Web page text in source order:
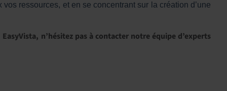
ressources, et en se concentrant sur la création d’une
, n’hésitez pas à contacter notre équipe d’experts